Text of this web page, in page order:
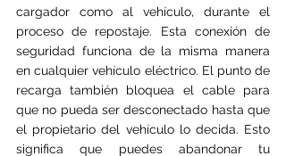
cargador como al vehículo, durante el
proceso de repostaje. Esta conexión de
seguridad funciona de la misma manera
en cualquier vehículo eléctrico. El punto de
recarga también bloquea el cable para
que no pueda ser desconectado hasta que
el propietario del vehículo lo decida. Esto
significa que puedes abandonar tu